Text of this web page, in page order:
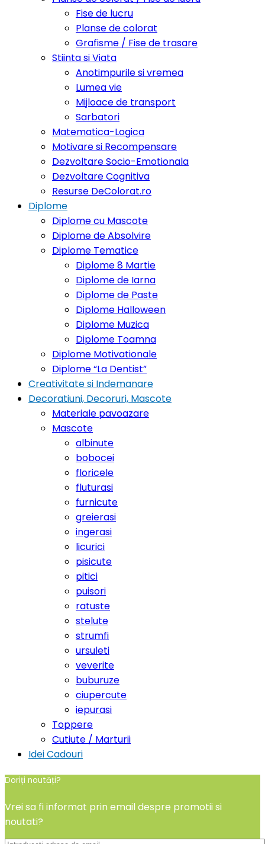
Fise de lucru
Planse de colorat
Grafisme / Fise de trasare
Stiinta si Viata
Anotimpurile si vremea
Lumea vie
Mijloace de transport
Sarbatori
Matematica-Logica
Motivare si Recompensare
Dezvoltare Socio-Emotionala
Dezvoltare Cognitiva
Resurse DeColorat.ro
Diplome
Diplome cu Mascote
Diplome de Absolvire
Diplome Tematice
Diplome 8 Martie
Diplome de Iarna
Diplome de Paste
Diplome Halloween
Diplome Muzica
Diplome Toamna
Diplome Motivationale
Diplome “La Dentist”
Creativitate si Indemanare
Decoratiuni, Decoruri, Mascote
Materiale pavoazare
Mascote
albinute
bobocei
floricele
fluturasi
furnicute
greierasi
ingerasi
licurici
pisicute
pitici
puisori
ratuste
stelute
strumfi
ursuleti
veverite
buburuze
ciupercute
iepurasi
Toppere
Cutiute / Marturii
Idei Cadouri
Doriți noutăți?
Vrei sa fi informat prin email despre promotii si
noutati?